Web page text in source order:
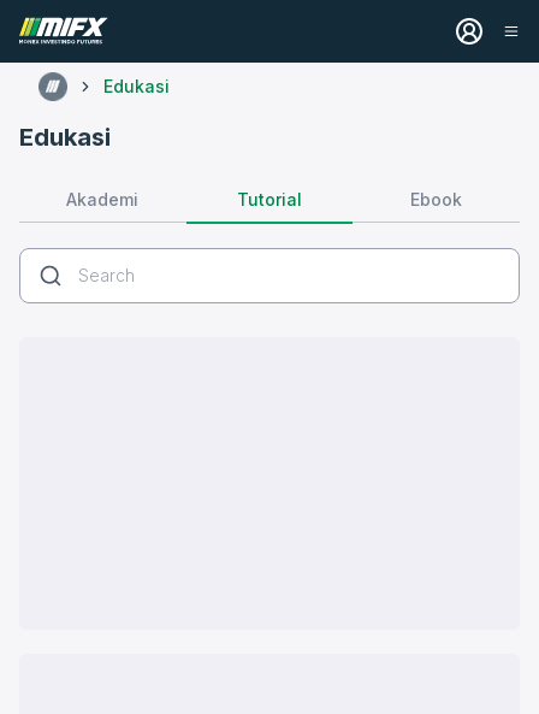
Edukasi
Edukasi
Akademi Tutorial Ebook